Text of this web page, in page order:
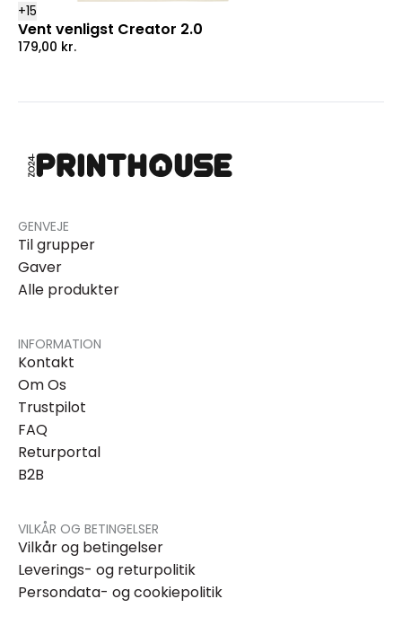
+15
Vent venligst Creator 2.0
179,00 kr.
GENVEJE
Til grupper
Gaver
Alle produkter
INFORMATION
Kontakt
Om Os
Trustpilot
FAQ
Returportal
B2B
VILKÅR OG BETINGELSER
Vilkår og betingelser
Leverings- og returpolitik
Persondata- og cookiepolitik